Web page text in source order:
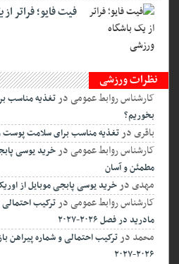
فیت ‌فایو؛ فراتر از
نظرات ورزشی
کارشناس روابط عمومیدرتغذیه مناسب
بخوریم؟
باقریدرتغذیه مناسب برای سلامت پوست و
کارشناس روابط عمومیدرخرید یوسی
مطمئن و آسان
مهدیدرخرید یوسی پابجی موبایل از
کارشناس روابط عمومیدرترکیب احتمالی و
مادرید در فصل ۲۰۲۶-۲۰۲۷
محمددرترکیب احتمالی و شماره پیراهن
۲۰۲۶-۲۰۲۷